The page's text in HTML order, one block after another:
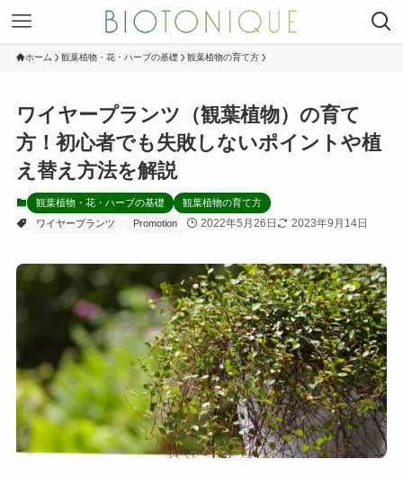
ホーム 観葉植物・花・ハーブの基礎 観葉植物の育て方
ワイヤープランツ（観葉植物）の育て
方！初心者でも失敗しないポイントや植
え替え方法を解説
観葉植物・花・ハーブの基礎
観葉植物の育て方
ワイヤープランツ
Promotion 2022年5月26日 2023年9月14日